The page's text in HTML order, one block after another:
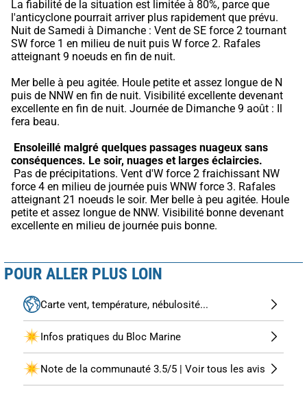
La fiabilité de la situation est limitée à 80%, parce que
l'anticyclone pourrait arriver plus rapidement que prévu.
Nuit de Samedi à Dimanche : Vent de SE force 2 tournant
SW force 1 en milieu de nuit puis W force 2. Rafales
atteignant 9 noeuds en fin de nuit.
Mer belle à peu agitée. Houle petite et assez longue de N
puis de NNW en fin de nuit. Visibilité excellente devenant
excellente en fin de nuit. Journée de Dimanche 9 août : Il
fera beau.
Ensoleillé malgré quelques passages nuageux sans
conséquences. Le soir, nuages et larges éclaircies.
force 4 en milieu de journée puis WNW force 3. Rafales
atteignant 21 noeuds le soir. Mer belle à peu agitée. Houle
petite et assez longue de NNW. Visibilité bonne devenant
excellente en milieu de journée puis bonne.
POUR ALLER PLUS LOIN
Carte vent, température, nébulosité...
Infos pratiques du Bloc Marine
Note de la communauté 3.5/5 | Voir tous les avis